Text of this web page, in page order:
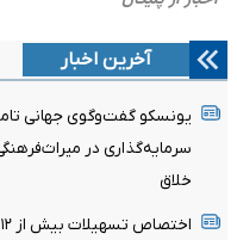
آخرین اخبار
یونسکو گفت‌وگوی جهانی
سرمایه‌گذاری در
خلاق